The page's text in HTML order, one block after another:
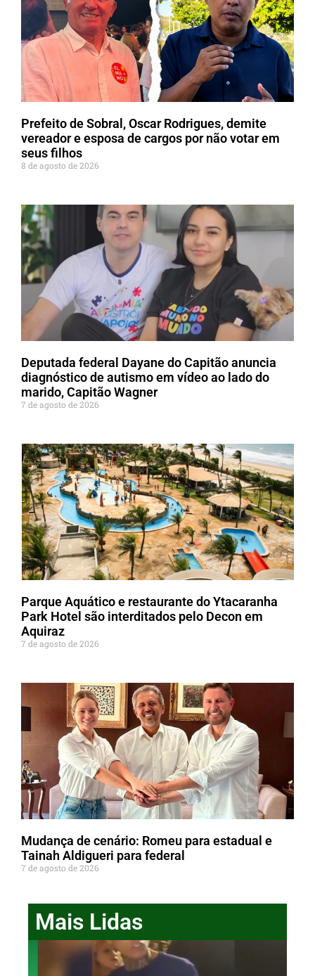
Prefeito de Sobral, Oscar Rodrigues, demite
vereador e esposa de cargos por não votar em
seus filhos
8 de agosto de 2026
Deputada federal Dayane do Capitão anuncia
diagnóstico de autismo em vídeo ao lado do
marido, Capitão Wagner
7 de agosto de 2026
Parque Aquático e restaurante do Ytacaranha
Park Hotel são interditados pelo Decon em
Aquiraz
7 de agosto de 2026
Mudança de cenário: Romeu para estadual e
Tainah Aldigueri para federal
7 de agosto de 2026
Mais Lidas